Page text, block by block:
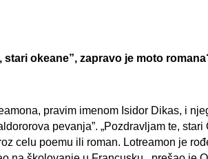
stari okeane”, zapravo je moto
pravim imenom Isidor Dikas, i
pevanja”. „Pozdravljam te, stari
celu poemu ili roman. Lotreamon je